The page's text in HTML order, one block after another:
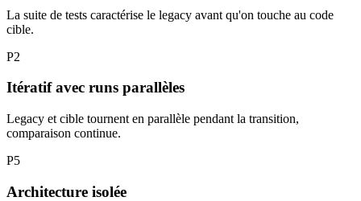
La suite de tests caractérise le legacy avant qu'on touche au code
cible.
P2
Itératif avec runs parallèles
Legacy et cible tournent en parallèle pendant la transition,
comparaison continue.
P5
Architecture isolée